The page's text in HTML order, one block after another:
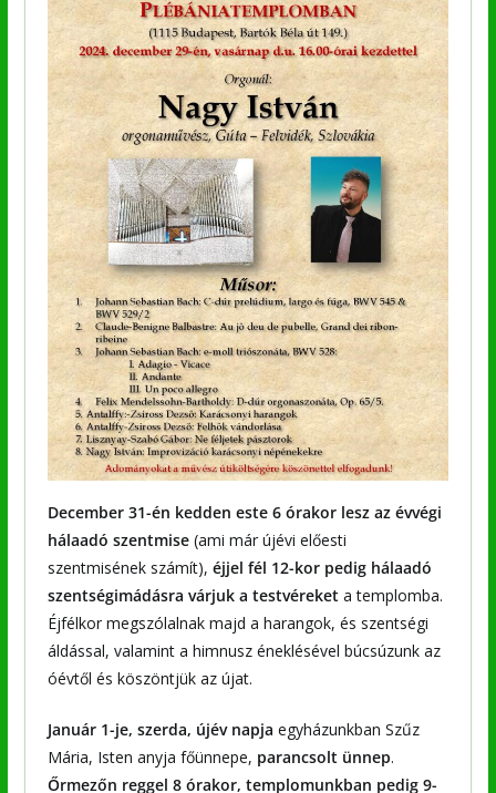
December 31-én kedden este 6 órakor lesz az évvégi
hálaadó szentmise(ami már újévi előesti
szentmisének számít), éjjel fél 12-kor pedig hálaadó
szentségimádásra várjuk a testvéreketa templomba.
Éjfélkor megszólalnak majd a harangok, és szentségi
áldással, valamint a himnusz éneklésével búcsúzunk az
óévtől és köszöntjük az újat.
Január 1-je, szerda, újév napja egyházunkban Szűz
Mária, Isten anyja főünnepe, parancsolt ünnep.
Őrmezőn reggel 8 órakor, templomunkban pedig 9-